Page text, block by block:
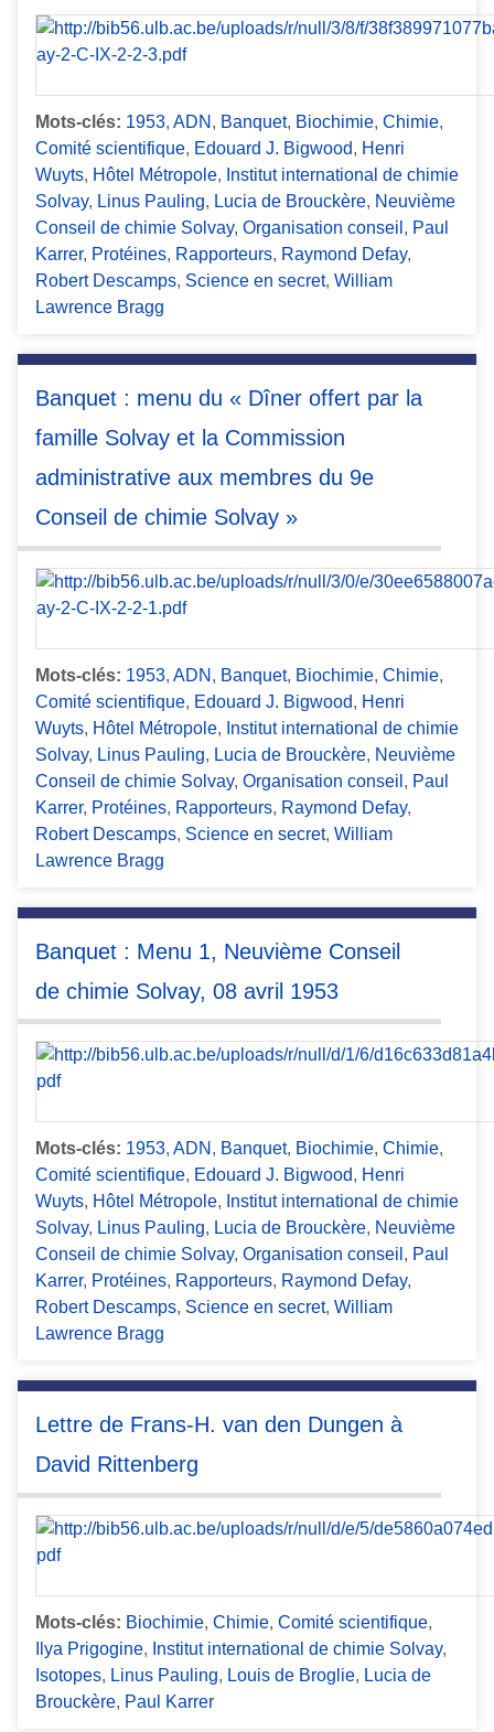
Mots-clés: 1953, ADN , Banquet, Biochimie, Chimie,
Comité scientifique, Edouard J. Bigwood, Henri
Wuyts, Hôtel Métropole, Institut international de chimie
Solvay, Linus Pauling, Lucia de Brouckère, Neuvième
Conseil de chimie Solvay, Organisation conseil , Paul
Karrer, Protéines, Rapporteurs, Raymond Defay,
Robert Descamps, Science en secret, William
Lawrence Bragg
Banquet : menu du « Dîner offert par la
famille Solvay et la Commission
administrative aux membres du 9e
Conseil de chimie Solvay »
Mots-clés: 1953, ADN , Banquet, Biochimie, Chimie,
Comité scientifique, Edouard J. Bigwood, Henri
Wuyts, Hôtel Métropole, Institut international de chimie
Solvay, Linus Pauling, Lucia de Brouckère, Neuvième
Conseil de chimie Solvay, Organisation conseil , Paul
Karrer, Protéines, Rapporteurs, Raymond Defay,
Robert Descamps, Science en secret, William
Lawrence Bragg
Banquet : Menu 1, Neuvième Conseil
de chimie Solvay, 08 avril 1953
Mots-clés: 1953, ADN , Banquet, Biochimie, Chimie,
Comité scientifique, Edouard J. Bigwood, Henri
Wuyts, Hôtel Métropole, Institut international de chimie
Solvay, Linus Pauling, Lucia de Brouckère, Neuvième
Conseil de chimie Solvay, Organisation conseil , Paul
Karrer, Protéines, Rapporteurs, Raymond Defay,
Robert Descamps, Science en secret, William
Lawrence Bragg
Lettre de Frans-H. van den Dungen à
David Rittenberg
Mots-clés: Biochimie, Chimie, Comité scientifique,
Ilya Prigogine, Institut international de chimie Solvay,
Isotopes, Linus Pauling, Louis de Broglie, Lucia de
Brouckère, Paul Karrer